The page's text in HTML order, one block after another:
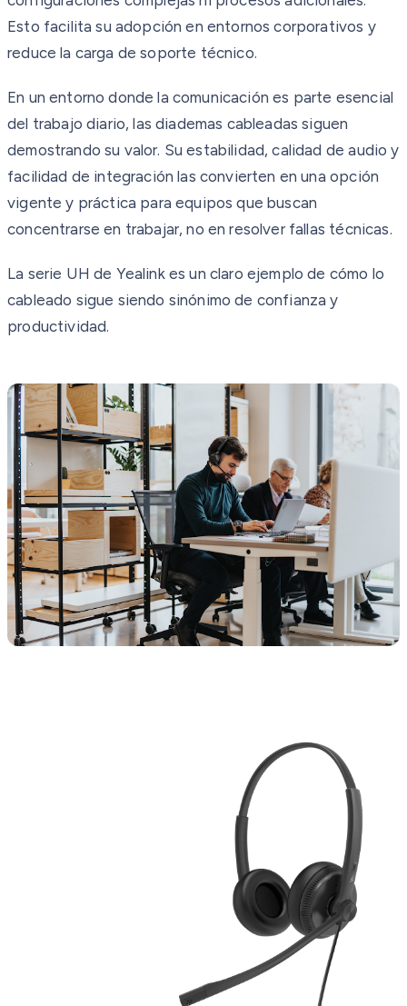
Esto facilita su adopción en entornos corporativos y
reduce la carga de soporte técnico.
En un entorno donde la comunicación es parte esencial
del trabajo diario, las diademas cableadas siguen
demostrando su valor. Su estabilidad, calidad de audio y
facilidad de integración las convierten en una opción
vigente y práctica para equipos que buscan
concentrarse en trabajar, no en resolver fallas técnicas.
La serie UH de Yealink es un claro ejemplo de cómo lo
cableado sigue siendo sinónimo de confianza y
productividad.